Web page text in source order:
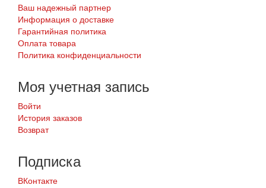
Ваш надежный партнер
Информация о доставке
Гарантийная политика
Оплата товара
Политика конфиденциальности
Моя учетная запись
Войти
История заказов
Возврат
Подписка
ВКонтакте